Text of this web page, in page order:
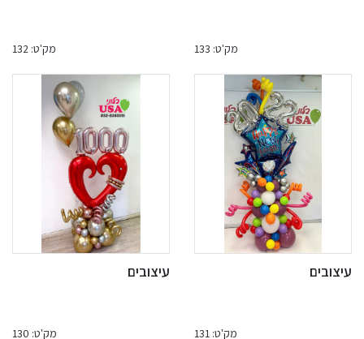
מק'ט: 133 מק'ט: 132
עיצובים
מק'ט: 131
עיצובים
מק'ט: 130